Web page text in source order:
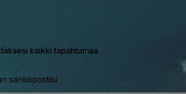
kaikki tapahtumaa.
sähköpostiisi